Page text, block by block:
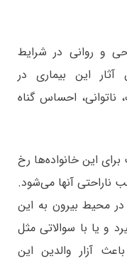
و روانی در شرایط
آثار این بیماری در
ناتوانی، احساس گناه
این خانواده‌ها رخ
آنها می‌شود.
محیط بیرون به این
و یا با سوالاتی مثل
آزار والدین این